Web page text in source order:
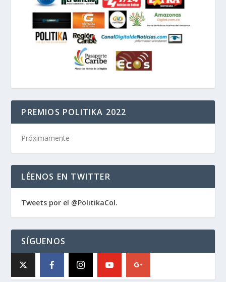
PREMIOS POLITIKA 2022
Próximamente
LÉENOS EN TWITTER
Tweets por el @PolitikaCol.
SÍGUENOS